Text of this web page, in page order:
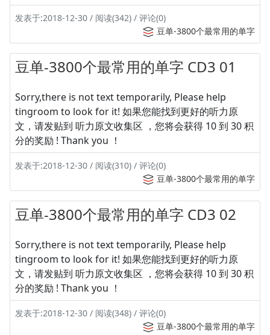
发表于:2018-12-30 / 阅读(342) / 评论(0)
豆单-3800个最常用的单字
豆单-3800个最常用的单字 CD3 01
Sorry,there is not text temporarily, Please help
tingroom to look for it! 如果您能找到更好的听力原
文，请发贴到 听力原文收集区 ，您将会获得 10 到 30 积
分的奖励 ! Thank you ！
发表于:2018-12-30 / 阅读(310) / 评论(0)
豆单-3800个最常用的单字
豆单-3800个最常用的单字 CD3 02
Sorry,there is not text temporarily, Please help
tingroom to look for it! 如果您能找到更好的听力原
文，请发贴到 听力原文收集区 ，您将会获得 10 到 30 积
分的奖励 ! Thank you ！
发表于:2018-12-30 / 阅读(348) / 评论(0)
豆单-3800个最常用的单字